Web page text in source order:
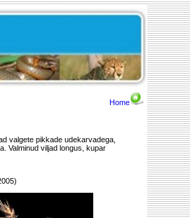
Home
valgete pikkade udekarvadega,
Valminud viljad longus, kupar